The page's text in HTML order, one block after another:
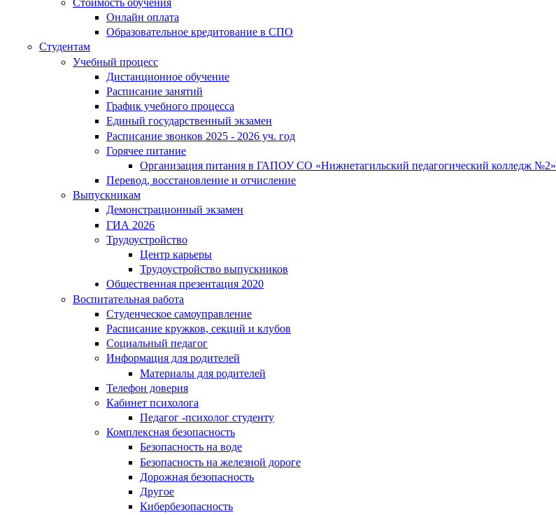
Онлайн оплата
Образовательное кредитование в СПО
Студентам
Учебный процесс
Дистанционное обучение
Расписание занятий
График учебного процесса
Единый государственный экзамен
Расписание звонков 2025 - 2026 уч. год
Горячее питание
Организация питания в ГАПОУ СО «Нижнетагильский педагогический колледж №2»
Перевод, восстановление и отчисление
Выпускникам
Демонстрационный экзамен
ГИА 2026
Трудоустройство
Центр карьеры
Трудоустройство выпускников
Общественная презентация 2020
Воспитательная работа
Студенческое самоуправление
Расписание кружков, секций и клубов
Социальный педагог
Информация для родителей
Материалы для родителей
Телефон доверия
Кабинет психолога
Педагог -психолог студенту
Комплексная безопасность
Безопасность на воде
Безопасность на железной дороге
Дорожная безопасность
Другое
Кибербезопасность